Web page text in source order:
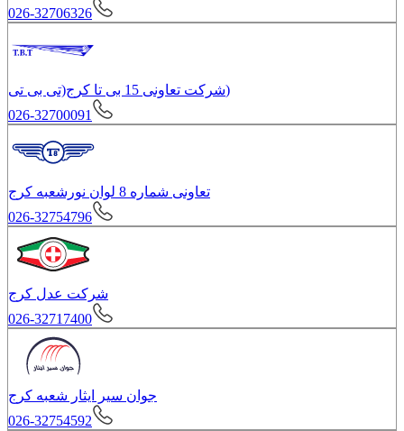
026-32706326
شرکت تعاونی 15 بى تا کرج(تی بی تی)
026-32700091
تعاونى شماره 8 لوان نورشعبه کرج
026-32754796
شرکت عدل کرج
026-32717400
جوان سیر ایثار شعبه کرج
026-32754592